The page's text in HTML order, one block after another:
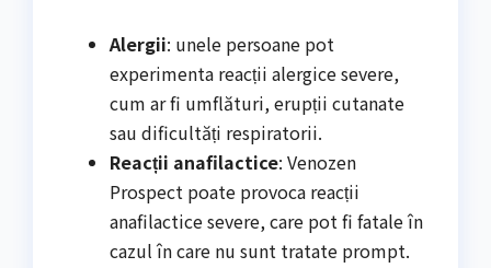
Alergii: unele persoane pot
experimenta reacții alergice severe,
cum ar fi umflături, erupții cutanate
sau dificultăți respiratorii.
Reacții anafilactice: Venozen
Prospect poate provoca reacții
anafilactice severe, care pot fi fatale în
cazul în care nu sunt tratate prompt.